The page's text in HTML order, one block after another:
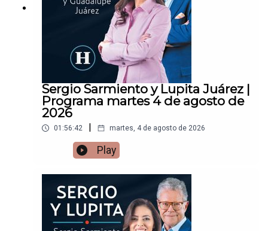
Sergio Sarmiento y Lupita Juárez |
Programa martes 4 de agosto de
2026
01:56:42 martes, 4 de agosto de 2026
Play